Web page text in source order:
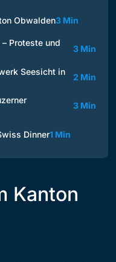
Obwalden3 Min
Proteste und
3 Min
Seesicht in
2 Min
3 Min
Dinner1 Min
Kanton